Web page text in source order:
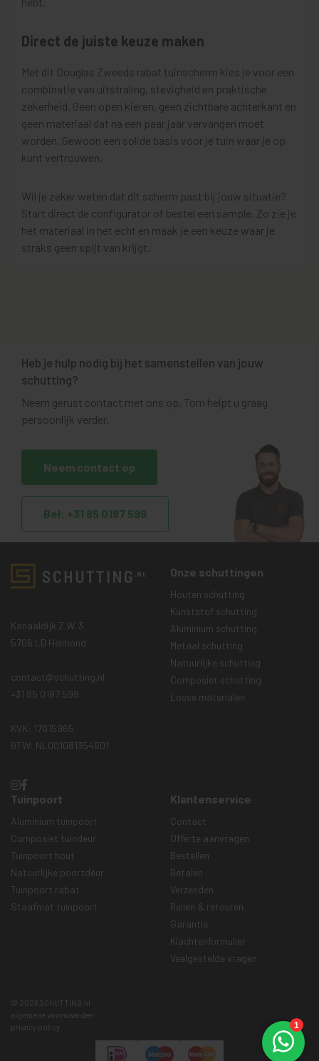
Direct de juiste keuze maken
Met dit Douglas Zweeds rabat tuinscherm kies je voor een
combinatie van uitstraling, stevigheid en praktische
zekerheid. Geen open kieren, geen zichtbare achterkant en
geen materiaal dat na een paar jaar vervangen moet
worden. Gewoon een solide basis voor je tuin waar je op
kunt vertrouwen.
Wil je zeker weten dat dit scherm past bij jouw situatie?
Start direct de configurator of bestel een sample. Zo zie je
het materiaal in het echt en maak je een keuze waar je
straks geen spijt van krijgt.
Heb je hulp nodig bij het samenstellen van jouw
schutting?
Neem gerust contact met ons op, Tom helpt u graag
persoonlijk verder.
Neem contact op
Bel: +31 85 0187 599
Kanaaldijk Z.W. 3
5706 LD Helmond
contact@schutting.nl
+31 85 0187 599
KVK: 17015965
BTW: NL001081354B01
Onze schuttingen
Houten schutting
Kunststof schutting
Aluminium schutting
Metaal schutting
Natuurlijke schutting
Composiet schutting
Losse materialen
Tuinpoort
Aluminium tuinpoort
Composiet tuindeur
Tuinpoort hout
Natuurlijke poortdeur
Tuinpoort rabat
Staafmat tuinpoort
Klantenservice
Contact
Offerte aanvragen
Bestellen
Betalen
Verzenden
Ruilen & retouren
Garantie
Klachtenformulier
Veelgestelde vragen
© 2026 SCHUTTING.nl
algemene voorwaarden
privacy policy